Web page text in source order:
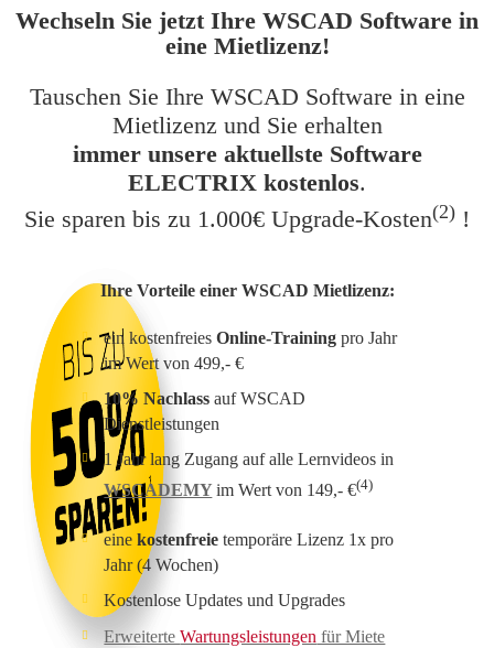
Wechseln Sie jetzt Ihre WSCAD Software in
eine Mietlizenz!
Tauschen Sie Ihre WSCAD Software in eine
Mietlizenz und Sie erhalten
immer unsere aktuellste Software
ELECTRIX kostenlos.
Sie sparen bis zu 1.000€ Upgrade-Kosten(2) !
Ihre Vorteile einer WSCAD Mietlizenz:
ein kostenfreiesOnline-Trainingpro Jahr
im Wert von 499,- €
10% Nachlassauf WSCAD
Dienstleistungen
1 Jahr lang Zugang auf alle Lernvideos in
WSCADEMY im Wert von 149,- €(4)
einekostenfreie temporäre Lizenz 1x pro
Jahr (4 Wochen)
Kostenlose Updates und Upgrades
ErweiterteWartungsleistungen für Miete